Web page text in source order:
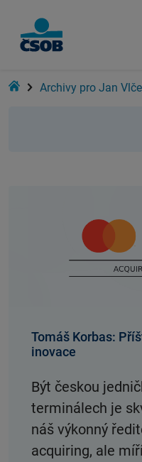
Home Archivy pro Jan
Tomáš Korbas:
inovace
Být českou
terminálech je
náš výkonný
acquiring, ale